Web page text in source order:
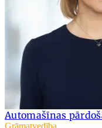
Automašīnas
Grāmatvedība